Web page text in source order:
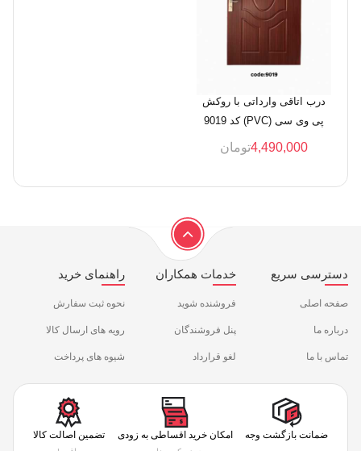
درب اتاقی وارداتی با روکش
پی وی سی (PVC) کد 9019
4,490,000تومان
دسترسی سریع
صفحه اصلی
درباره ما
تماس با ما
خدمات همکاران
فروشنده شوید
پنل فروشندگان
لغو قرارداد
راهنمای خرید
نحوه ثبت سفارش
رویه های ارسال کالا
شیوه های پرداخت
ضمانت بازگشت وجه امکان خرید اقساطی به زودی تضمین اصالت کالا